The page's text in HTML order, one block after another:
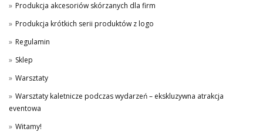
Produkcja akcesoriów skórzanych dla firm
Produkcja krótkich serii produktów z logo
Regulamin
Sklep
Warsztaty
Warsztaty kaletnicze podczas wydarzeń – ekskluzywna atrakcja
eventowa
Witamy!